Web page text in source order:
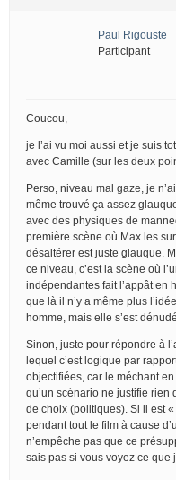
Paul Rigouste
Participant
Coucou,
je l’ai vu moi aussi et je suis
avec Camille (sur les deux
Perso, niveau mal gaze, je
même trouvé ça assez
avec des physiques de
première scène où Max les
désaltérer est juste glauque.
ce niveau, c’est la scène où
indépendantes fait l’appât en
que là il n’y a même plus
homme, mais elle s’est
Sinon, juste pour répondre à
lequel c’est logique par
objectifiées, car le méchant
qu’un scénario ne justifie rien
de choix (politiques). Si il est
pendant tout le film à cause
n’empêche pas que ce
sais pas si vous voyez ce que